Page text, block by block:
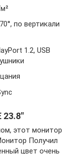
по вертикали
1.2, USB
этот монитор
Получил
цвет очень